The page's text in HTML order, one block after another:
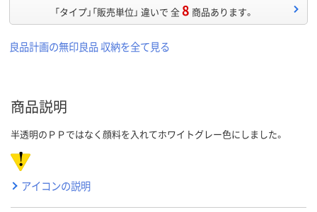
「タイプ」「販売単位」 違いで 全8 商品あります。
良品計画の無印良品 収納を全て見る
商品説明
半透明のＰＰではなく顔料を入れてホワイトグレー色にしました。
アイコンの説明